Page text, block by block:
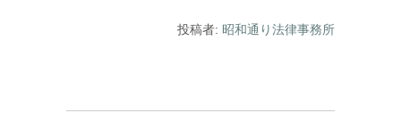
投稿者: 昭和通り法律事務所